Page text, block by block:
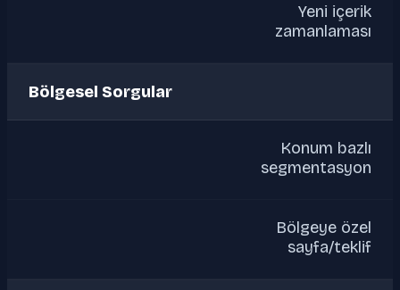
Yeni içerik
zamanlaması
Bölgesel Sorgular
Konum bazlı
segmentasyon
Bölgeye özel
sayfa/teklif